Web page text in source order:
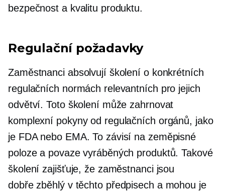
bezpečnost a kvalitu produktu.
Regulační požadavky
Zaměstnanci absolvují školení o konkrétních
regulačních normách relevantních pro jejich
odvětví. Toto školení může zahrnovat
komplexní pokyny od regulačních orgánů, jako
je FDA nebo EMA. To závisí na zeměpisné
poloze a povaze vyráběných produktů. Takové
školení zajišťuje, že zaměstnanci jsou
dobře zběhlýv těchto předpisech a mohou je